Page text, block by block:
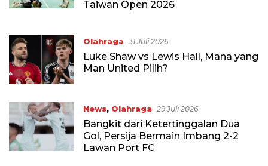
Taiwan Open 2026
Olahraga 31 Juli 2026
Luke Shaw vs Lewis Hall, Mana yang
Man United Pilih?
News, Olahraga 29 Juli 2026
Bangkit dari Ketertinggalan Dua
Gol, Persija Bermain Imbang 2-2
Lawan Port FC